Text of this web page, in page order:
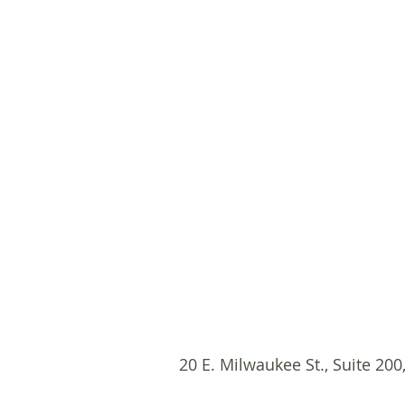
20 E. Milwaukee St., Suite